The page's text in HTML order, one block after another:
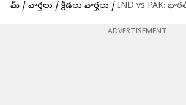
హోమ్ / వార్తలు / క్రీడలు వార్తలు / IND vs PAK: భారత్-పాక్ హై
ADVERTISEMENT